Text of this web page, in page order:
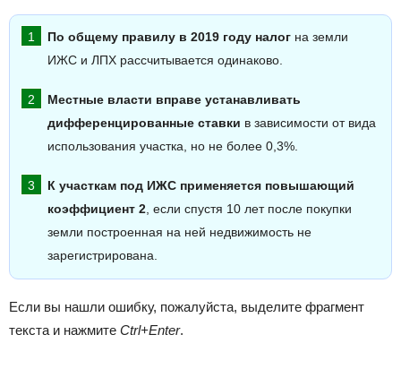
По общему правилу в 2019 году налог на земли
ИЖС и ЛПХ рассчитывается одинаково.
Местные власти вправе устанавливать
дифференцированные ставки в зависимости от вида
использования участка, но не более 0,3%.
К участкам под ИЖС применяется повышающий
коэффициент 2, если спустя 10 лет после покупки
земли построенная на ней недвижимость не
зарегистрирована.
Если вы нашли ошибку, пожалуйста, выделите фрагмент
текста и нажмите Ctrl+Enter.